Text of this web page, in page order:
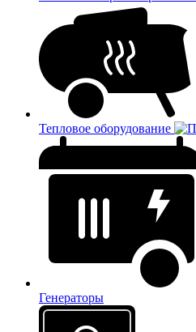
Тепловое оборудование
Генераторы